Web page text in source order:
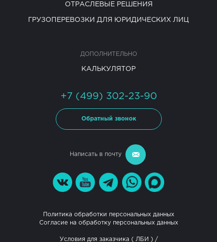
ОТРАСЛЕВЫЕ РЕШЕНИЯ
ГРУЗОПЕРЕВОЗКИ ДЛЯ ЮРИДИЧЕСКИХ ЛИЦ
ДОПОЛНИТЕЛЬНО
КАЛЬКУЛЯТОР
+7 (499) 302-23-90
Обратный звонок
Написать в почту
Политика обработки персональных данных
Согласие на обработку персональных данных
Условия для заказчика ( ЛБИ ) /